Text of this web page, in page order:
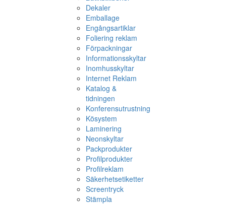
Dekaler
Emballage
Engångsartiklar
Foliering reklam
Förpackningar
Informationsskyltar
Inomhusskyltar
Internet Reklam
Katalog &
tidningen
Konferensutrustning
Kösystem
Laminering
Neonskyltar
Packprodukter
Profilprodukter
Profilreklam
Säkerhetsetiketter
Screentryck
Stämpla